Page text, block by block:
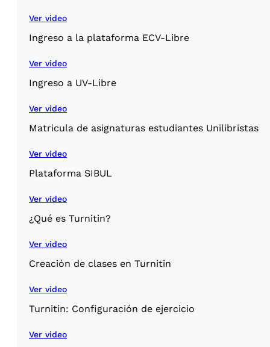
Ver video
Ingreso a la plataforma ECV-Libre
Ver video
Ingreso a UV-Libre
Ver video
Matricula de asignaturas estudiantes Unilibristas
Ver video
Plataforma SIBUL
Ver video
¿Qué es Turnitin?
Ver video
Creación de clases en Turnitin
Ver video
Turnitin: Configuración de ejercicio
Ver video